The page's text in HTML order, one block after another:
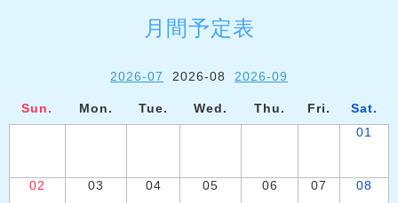
月間予定表
2026-07 2026-08 2026-09
Sun. Mon. Tue. Wed. Thu. Fri.
Sat.
01
02 03 04 05 06 07 08